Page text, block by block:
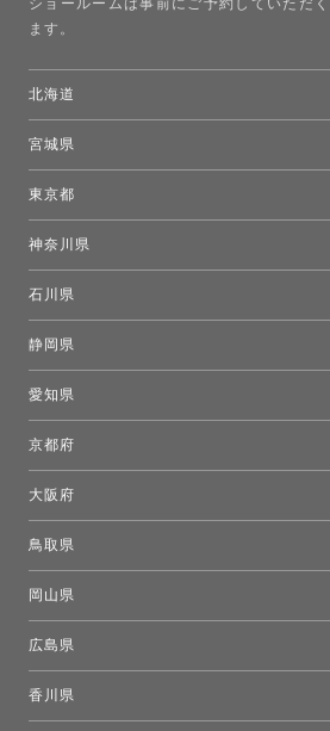
ショールームは事前にご予約していただ
ます。
北海道
宮城県
東京都
モーイ東京
キーブー東京
FLOS｜フロスデザインスペース青山
神奈川県
石川県
静岡県
愛知県
京都府
大阪府
鳥取県
岡山県
広島県
香川県